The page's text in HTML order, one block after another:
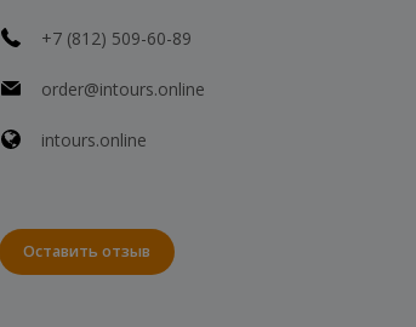
+7 (812) 509-60-89
order@intours.online
intours.online
Оставить отзыв